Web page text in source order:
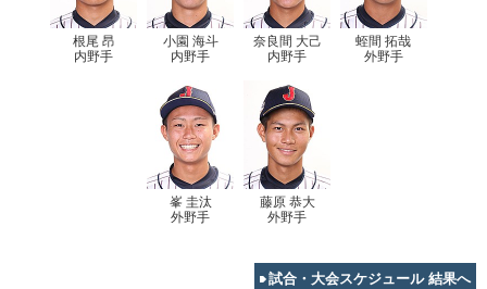
根尾 昂
内野手
小園 海斗
内野手
奈良間 大己
内野手
蛭間 拓哉
外野手
峯 圭汰
外野手
藤原 恭大
外野手
試合・大会スケジュール 結果へ